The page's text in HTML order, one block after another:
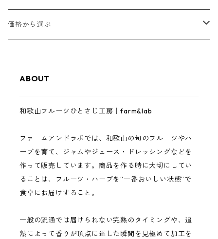
甘夏
レモン
南高梅
まりひめいちご
和歌山フルーツジャム
ゼリー・スムージーゼリー
ジュース
調味料（ドレッシング・バジルソース）
価格から選ぶ
3,000円以下
5,000円以下
10,000円以下
ABOUT
和歌山フルーツひとさじ工房｜farm&lab
ファームアンドラボでは、和歌山の旬のフルーツやハ
ーブを育て、ジャムやジュース・ドレッシングなどを
作って販売しています。商品を作る時に大切にしてい
ることは、フルーツ・ハーブを“一番おいしい状態”で
食卓にお届けすること。
一般の流通では届けられない完熟のタイミングや、追
熟によって香りが頂点に達した瞬間を見極めて加工を